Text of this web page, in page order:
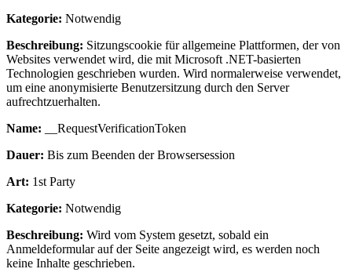
Kategorie: Notwendig
Beschreibung: Sitzungscookie für allgemeine Plattformen, der von
Websites verwendet wird, die mit Microsoft .NET-basierten
Technologien geschrieben wurden. Wird normalerweise verwendet,
um eine anonymisierte Benutzersitzung durch den Server
aufrechtzuerhalten.
Name: __RequestVerificationToken
Dauer: Bis zum Beenden der Browsersession
Art: 1st Party
Kategorie: Notwendig
Beschreibung: Wird vom System gesetzt, sobald ein
Anmeldeformular auf der Seite angezeigt wird, es werden noch
keine Inhalte geschrieben.